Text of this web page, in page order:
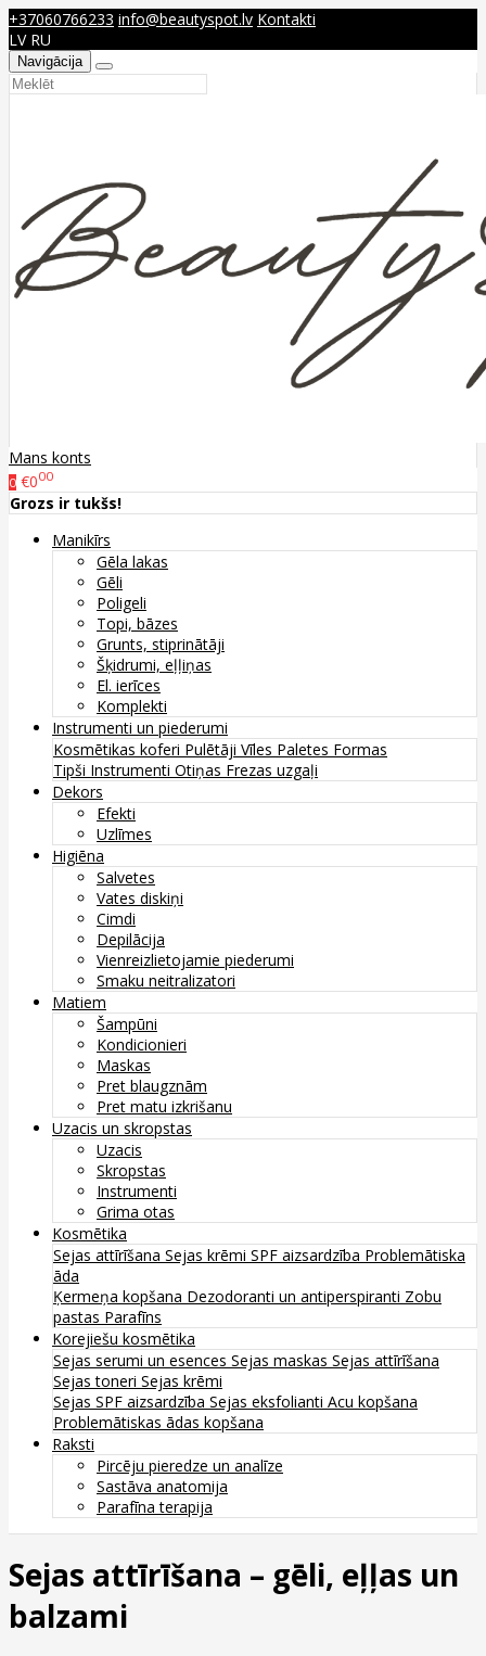
+37060766233 info@beautyspot.lv Kontakti
LV RU
Navigācija
Mans konts
0 €000
Grozs ir tukšs!
Manikīrs
Gēla lakas
Gēli
Poligeli
Topi, bāzes
Grunts, stiprinātāji
Šķidrumi, eļļiņas
El. ierīces
Komplekti
Instrumenti un piederumi
Kosmētikas koferi Pulētāji Vīles Paletes Formas
Tipši Instrumenti Otiņas Frezas uzgaļi
Dekors
Efekti
Uzlīmes
Higiēna
Salvetes
Vates diskiņi
Cimdi
Depilācija
Vienreizlietojamie piederumi
Smaku neitralizatori
Matiem
Šampūni
Kondicionieri
Maskas
Pret blaugznām
Pret matu izkrišanu
Uzacis un skropstas
Uzacis
Skropstas
Instrumenti
Grima otas
Kosmētika
Sejas attīrīšana Sejas krēmi SPF aizsardzība Problemātiska
āda
Ķermeņa kopšana Dezodoranti un antiperspiranti Zobu
pastas Parafīns
Korejiešu kosmētika
Sejas serumi un esences Sejas maskas Sejas attīrīšana
Sejas toneri Sejas krēmi
Sejas SPF aizsardzība Sejas eksfolianti Acu kopšana
Problemātiskas ādas kopšana
Raksti
Pircēju pieredze un analīze
Sastāva anatomija
Parafīna terapija
Sejas attīrīšana – gēli, eļļas un
balzami